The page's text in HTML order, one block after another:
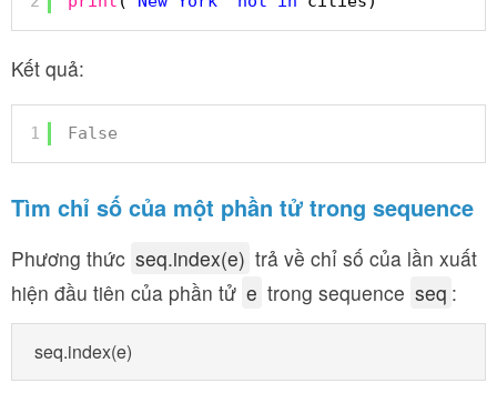
Kết quả:
1 False
Tìm chỉ số của một phần tử trong sequence
Phương thức seq.index(e) trả về chỉ số của lần xuất
hiện đầu tiên của phần tử e trong sequence seq :